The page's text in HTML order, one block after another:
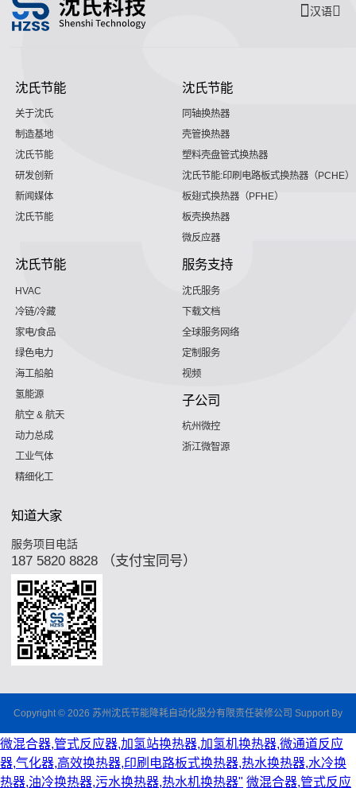
汉语
沈氏节能
关于沈氏
制造基地
沈氏节能
研发创新
新闻媒体
沈氏节能
沈氏节能
同轴换热器
壳管换热器
塑料壳盘管式换热器
沈氏节能:印刷电路板式换热器（PCHE）
板翅式换热器（PFHE）
板壳换热器
微反应器
沈氏节能
HVAC
冷链/冷藏
家电/食品
绿色电力
海工船舶
氢能源
航空 & 航天
动力总成
工业气体
精细化工
服务支持
沈氏服务
下载文档
全球服务网络
定制服务
视频
子公司
杭州微控
浙江微智源
知道大家
服务项目电話
187 5820 8828 （支付宝同号）
Copyright © 2026 苏州沈氏节能降耗自动化股分有限责任装修公司 Support By
微混合器,管式反应器,加氢站换热器,加氢机换热器,微通道反应
器,气化器,高效换热器,印刷电路板式换热器,热水换热器,水冷换
热器,油冷换热器,污水换热器,热水机换热器" 微混合器,管式反应